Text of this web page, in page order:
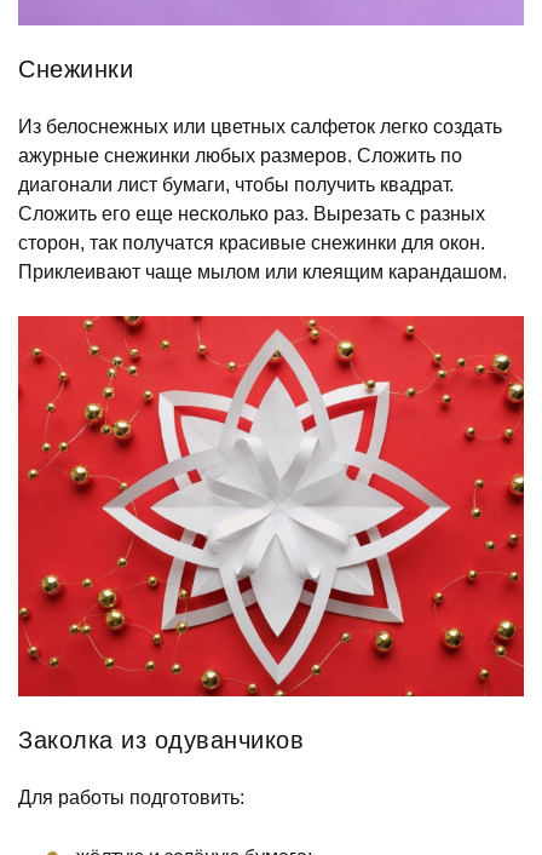
Снежинки
Из белоснежных или цветных салфеток легко создать
ажурные снежинки любых размеров. Сложить по
диагонали лист бумаги, чтобы получить квадрат.
Сложить его еще несколько раз. Вырезать с разных
сторон, так получатся красивые снежинки для окон.
Приклеивают чаще мылом или клеящим карандашом.
Заколка из одуванчиков
Для работы подготовить: